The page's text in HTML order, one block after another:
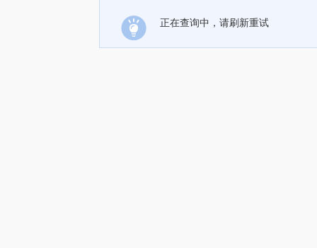
正在查询中，请刷新重试